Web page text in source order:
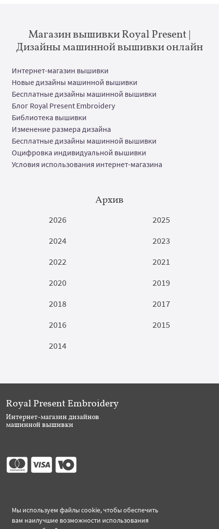
Магазин вышивки Royal Present |
Дизайны машинной вышивки онлайн
Интернет-магазин вышивки
Новые дизайны машинной вышивки
Бесплатные дизайны машинной вышивки
Блог Royal Present Embroidery
Библиотека вышивки
Изменение размера дизайна
Бесплатные дизайны машинной вышивки
Оцифровка индивидуальной вышивки
Условия использования интернет-магазина
Архив
2026
2025
2024
2023
2022
2021
2020
2019
2018
2017
2016
2015
2014
Мы используем файлы cookie, чтобы обеспечить
вам наилучшие возможности использования
Royal Present Embroidery
Интернет-магазин дизайнов
машинной вышивки